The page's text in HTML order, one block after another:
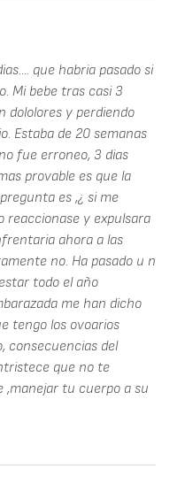
que habria pasado si
Mi bebe tras casi 3
dololores y perdiendo
Estaba de 20 semanas
fue erroneo, 3 dias
provable es que la
es ,¿ si me
reaccionase y expulsara
ahora a las
no. Ha pasado u n
todo el año
me han dicho
tengo los ovoarios
consecuencias del
que no te
,manejar tu cuerpo a su